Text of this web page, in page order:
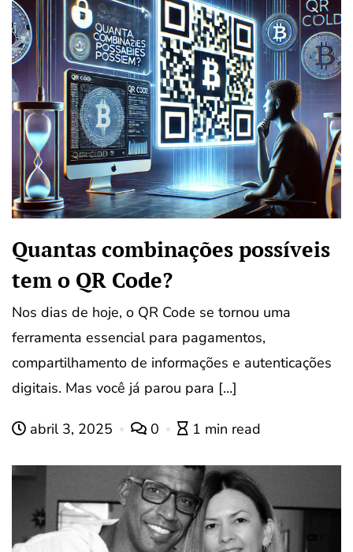
Quantas combinações possíveis
tem o QR Code?
Nos dias de hoje, o QR Code se tornou uma
ferramenta essencial para pagamentos,
compartilhamento de informações e autenticações
digitais. Mas você já parou para […]
abril 3, 2025 0 1 min read